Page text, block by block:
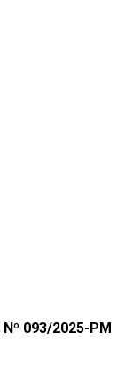
Nº 093/2025-PM